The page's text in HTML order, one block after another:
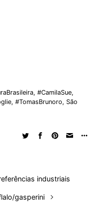
,#CamilaSue,
, #TomasBrunoro, São
industriais
gasperini